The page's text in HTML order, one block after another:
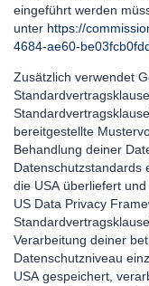
eingeführt werden
unter https://
4684-ae60-
Zusätzlich verwendet
bereitgestellte
Behandlung deiner
Datenschutzstandards
die USA überliefert
US Data Privacy
Verarbeitung deiner
Datenschutzniveau
USA gespeichert,